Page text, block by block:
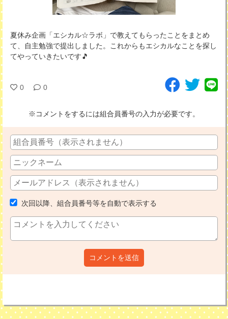
夏休み企画「エシカル☆ラボ」で教えてもらったことをまとめ
て、自主勉強で提出しました。これからもエシカルなことを探し
てやっていきたいです🎵
0 0
※コメントをするには組合員番号の入力が必要です。
次回以降、組合員番号等を自動で表示する
コメントを送信